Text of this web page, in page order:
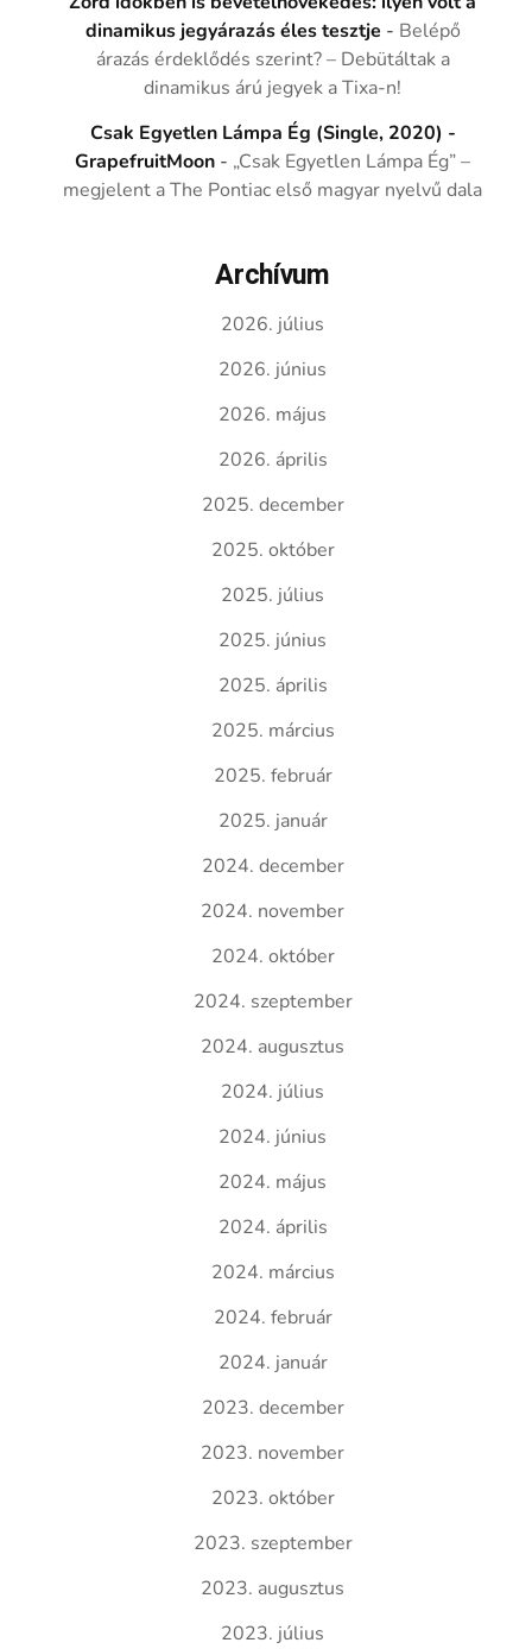
dinamikus jegyárazás éles tesztje - Belépő
árazás érdeklődés szerint? – Debütáltak a
dinamikus árú jegyek a Tixa-n!
Csak Egyetlen Lámpa Ég (Single, 2020) -
GrapefruitMoon - „Csak Egyetlen Lámpa Ég” –
megjelent a The Pontiac első magyar nyelvű dala
Archívum
2026. július
2026. június
2026. május
2026. április
2025. december
2025. október
2025. július
2025. június
2025. április
2025. március
2025. február
2025. január
2024. december
2024. november
2024. október
2024. szeptember
2024. augusztus
2024. július
2024. június
2024. május
2024. április
2024. március
2024. február
2024. január
2023. december
2023. november
2023. október
2023. szeptember
2023. augusztus
2023. július